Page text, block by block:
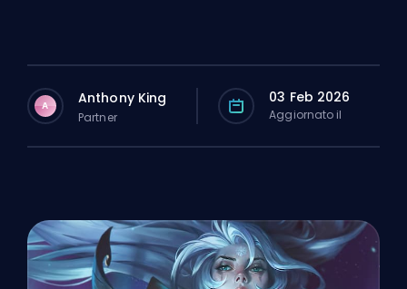
A Anthony King
Partner
03 Feb 2026
Aggiornato il